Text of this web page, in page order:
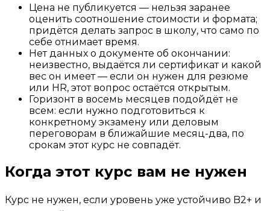
Цена не публикуется — нельзя заранее
оценить соотношение стоимости и формата;
придётся делать запрос в школу, что само по
себе отнимает время.
Нет данных о документе об окончании:
неизвестно, выдаётся ли сертификат и какой
вес он имеет — если он нужен для резюме
или HR, этот вопрос остаётся открытым.
Горизонт в восемь месяцев подойдёт не
всем: если нужно подготовиться к
конкретному экзамену или деловым
переговорам в ближайшие месяц-два, по
срокам этот курс не совпадёт.
Когда этот курс вам не нужен
Курс не нужен, если уровень уже устойчиво B2+ и